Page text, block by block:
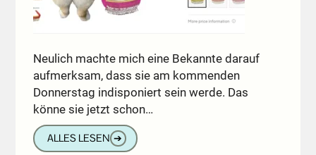
Neulich machte mich eine Bekannte darauf
aufmerksam, dass sie am kommenden
Donnerstag indisponiert sein werde. Das
könne sie jetzt schon…
ALLES LESEN ➔